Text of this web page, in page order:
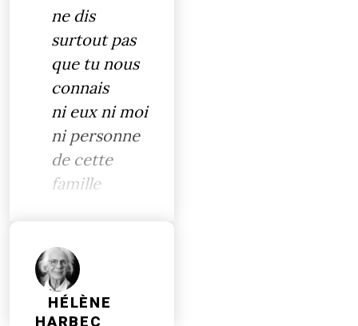
ne dis
surtout pas
que tu nous
connais
ni eux ni moi
ni personne
de cette
famille
HÉLÈNE
HARBEC